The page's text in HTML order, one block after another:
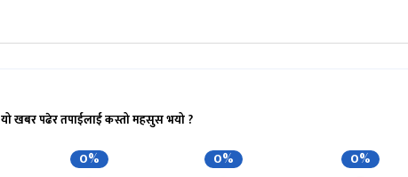
यो खबर पढेर तपाईलाई कस्तो महसुस भयो ?
0% 0% 0%